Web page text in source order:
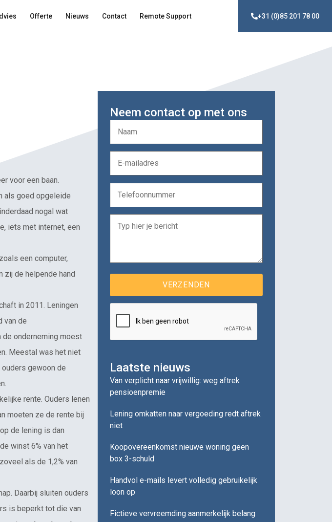
Offerte Nieuws Contact Remote Support +31 (0)85 201 78 00
voor een baan.
als goed opgeleide
nogal wat
iets met internet, een
een computer,
zij de helpende hand
in 2011. Leningen
van de
de onderneming moest
Meestal was het niet
gewoon de
rente. Ouders lenen
moeten ze de rente bij
de lening is dan
winst 6% van het
als de 1,2% van
Daarbij sluiten ouders
is beperkt tot die van
Neem contact op met ons
Laatste nieuws
Van verplicht naar vrijwillig: weg aftrek
pensioenpremie
Lening omkatten naar vergoeding redt aftrek
niet
Koopovereenkomst nieuwe woning geen
box 3-schuld
Handvol e-mails levert volledig gebruikelijk
loon op
Fictieve vervreemding aanmerkelijk belang